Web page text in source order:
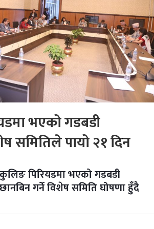
भएको गडबडी
समितिले पायो २१ दिन
कुलिङ पिरियडमा भएको गडबडी
छानबिन गर्ने विशेष समिति घोषणा हुँदै